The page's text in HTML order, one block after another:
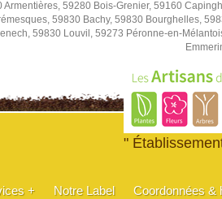
59280 Bois-Grenier, 59160
59830 Bachy, 59830 Bourghelles,
59830 Louvil, 59273 Péronne-en-
"
+ Notre Label Coordonnées &